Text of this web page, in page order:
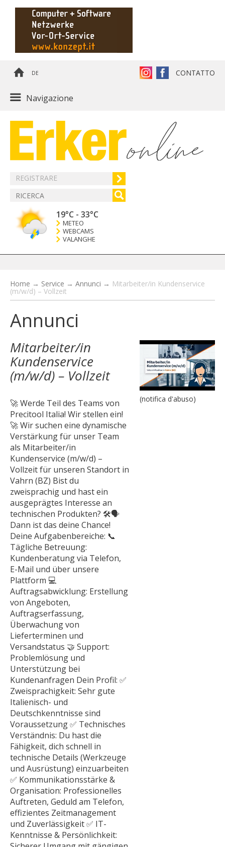
DE CONTATTO
Navigazione
REGISTRARE
19°C - 33°C
METEO
WEBCAMS
VALANGHE
Home → Service → Annunci → Mitarbeiter/in Kundenservice
(m/w/d) – Vollzeit
Annunci
Mitarbeiter/in
Kundenservice
(m/w/d) – Vollzeit
🚀 Werde Teil des Teams von
Precitool Italia! Wir stellen ein!
🚀 Wir suchen eine dynamische
Verstärkung für unser Team
als Mitarbeiter/in
Kundenservice (m/w/d) –
Vollzeit für unseren Standort in
Vahrn (BZ) Bist du
zweisprachig und hast ein
ausgeprägtes Interesse an
technischen Produkten? 🛠️🗣️
Dann ist das deine Chance!
Deine Aufgabenbereiche: 📞
Tägliche Betreuung:
Kundenberatung via Telefon,
E-Mail und über unsere
Plattform 💻
Auftragsabwicklung: Erstellung
von Angeboten,
Auftragserfassung,
Überwachung von
Lieferterminen und
Versandstatus 🤝 Support:
Problemlösung und
Unterstützung bei
Kundenanfragen Dein Profil: ✅
Zweisprachigkeit: Sehr gute
Italienisch- und
Deutschkenntnisse sind
Voraussetzung ✅ Technisches
Verständnis: Du hast die
Fähigkeit, dich schnell in
technische Details (Werkzeuge
und Ausrüstung) einzuarbeiten
✅ Kommunikationsstärke &
Organisation: Professionelles
Auftreten, Geduld am Telefon,
effizientes Zeitmanagement
und Zuverlässigkeit ✅ IT-
Kenntnisse & Persönlichkeit:
(notifica d'abuso)